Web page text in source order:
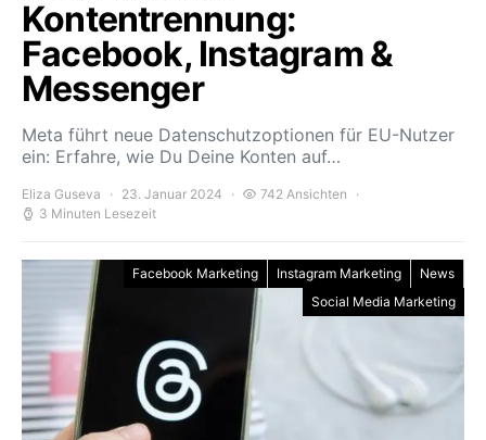
Kontentrennung:
Facebook, Instagram &
Messenger
Meta führt neue Datenschutzoptionen für EU-Nutzer
ein: Erfahre, wie Du Deine Konten auf…
Eliza Guseva 23. Januar 2024
742 Ansichten
3 Minuten Lesezeit
Facebook Marketing Instagram Marketing
News
Social Media Marketing